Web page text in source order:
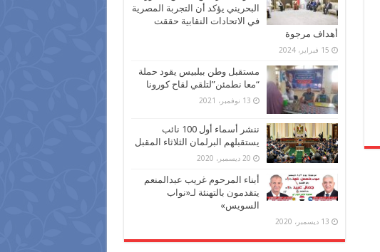
البحريني يؤكد أن التجربة المصرية
في الاتحادات النقابية حققت
أهداف مرجوة
15 فبراير، 2024
مستقبل وطن ببلبيس يقود حملة
“معا نطمئن”لتلقي لقاح كورونا
13 نوفمبر، 2021
ننشر أسماء أول 100 نائب
يستقبلهم البرلمان الثلاثاء المقبل
20 ديسمبر، 2020
أبناء المرحوم غريب عبدالمنعم
يتقدمون بالتهنئة لـ«نواب
السويس»
13 ديسمبر، 2020